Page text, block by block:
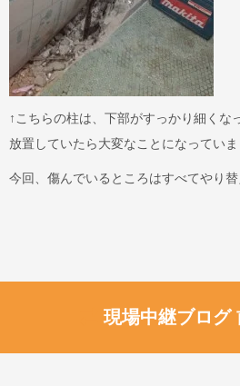
↑こちらの柱は、下部がすっかり細くな
放置していたら大変なことになっていま
今回、傷んでいるところはすべてやり
現場中継ブログ